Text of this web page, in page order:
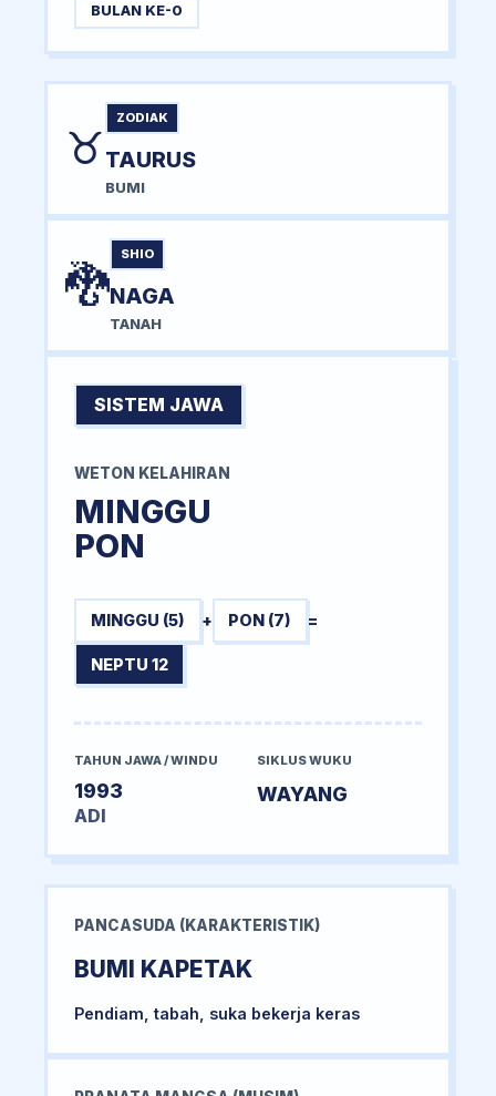
BULAN KE-0
♉
ZODIAK
TAURUS
BUMI
🐉
SHIO
NAGA
TANAH
SISTEM JAWA
WETON KELAHIRAN
MINGGU
PON
MINGGU (5) + PON (7) =
NEPTU 12
TAHUN JAWA / WINDU
1993
ADI
SIKLUS WUKU
WAYANG
PANCASUDA (KARAKTERISTIK)
BUMI KAPETAK
Pendiam, tabah, suka bekerja keras